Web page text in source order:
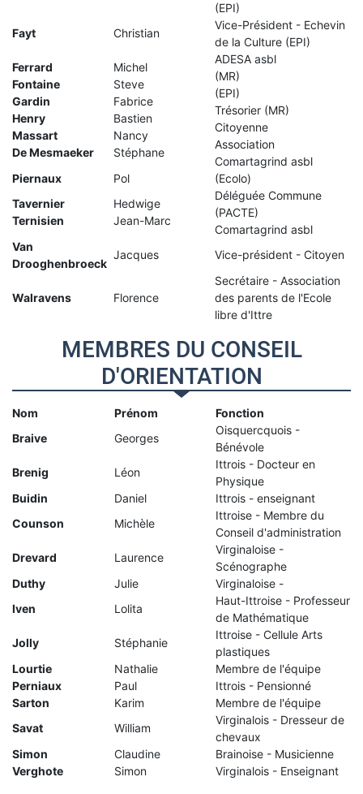
(EPI)
Fayt
Christian
Vice-Président - Echevin
de la Culture (EPI)
Ferrard
Fontaine
Gardin
Henry
Massart
De Mesmaeker
Michel
Steve
Fabrice
Bastien
Nancy
Stéphane
ADESA asbl
(MR)
(EPI)
Trésorier (MR)
Citoyenne
Association
Comartagrind asbl
Piernaux
Pol
(Ecolo)
Tavernier
Ternisien
Hedwige
Jean-Marc
Déléguée Commune
(PACTE)
Comartagrind asbl
Van
Drooghenbroeck
Jacques Vice-président - Citoyen
Walravens Florence
Secrétaire - Association
des parents de l'Ecole
libre d'Ittre
MEMBRES DU CONSEIL
D'ORIENTATION
Nom Prénom
Fonction
Braive
Georges
Oisquercquois -
Bénévole
Brenig
Léon
Ittrois - Docteur en
Physique
Buidin
Daniel
Ittrois - enseignant
Counson
Michèle
Ittroise - Membre du
Conseil d'administration
Drevard
Laurence
Virginaloise -
Scénographe
Duthy
Julie
Virginaloise -
Iven
Lolita
Haut-Ittroise - Professeur
de Mathématique
Jolly
Stéphanie
Ittroise - Cellule Arts
plastiques
Lourtie
Nathalie
Membre de l'équipe
Perniaux
Paul
Ittrois - Pensionné
Sarton
Karim
Membre de l'équipe
Savat
William
Virginalois - Dresseur de
chevaux
Simon
Claudine
Brainoise - Musicienne
Verghote
Simon Virginalois - Enseignant